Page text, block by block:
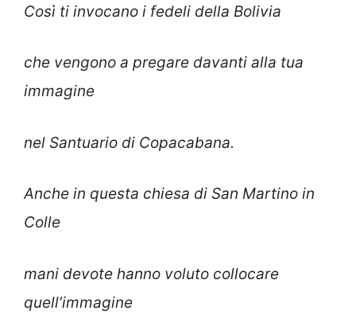
Così ti invocano i fedeli della Bolivia
che vengono a pregare davanti alla tua
immagine
nel Santuario di Copacabana.
Anche in questa chiesa di San Martino in
Colle
mani devote hanno voluto collocare
quell’immagine